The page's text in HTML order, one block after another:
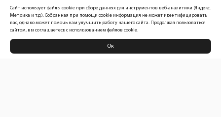
Политика конфиденциальности
Сайт использует файлы cookie при сборе данных для инструментов веб-аналитики (Яндекс.
Метрика и т.д.). Собранная при помощи cookie информация не может идентифицировать
вас, однако может помочь нам улучшить работу нашего сайта. Продолжая пользоваться
сайтом, вы соглашаетесь с использованием файлов cookie.
Ок